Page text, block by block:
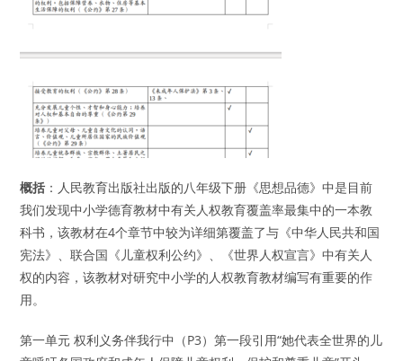
概括 ：人民教育出版社出版的八年级下册《思想品德》中是目前
我们发现中小学德育教材中有关人权教育覆盖率最集中的一本教
科书，该教材在4个章节中较为详细第覆盖了与《中华人民共和国
宪法》、联合国《儿童权利公约》、《世界人权宣言》中有关人
权的内容，该教材对研究中小学的人权教育教材编写有重要的作
用。
第一单元 权利义务伴我行中（P3）第一段引用“她代表全世界的儿